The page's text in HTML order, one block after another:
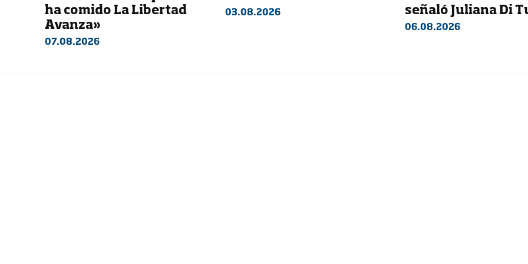
ha comido La Libertad
Avanza»
07.08.2026
03.08.2026
señaló Juliana Di
06.08.2026